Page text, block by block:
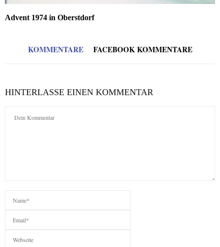
Advent 1974 in Oberstdorf
KOMMENTARE FACEBOOK KOMMENTARE
HINTERLASSE EINEN KOMMENTAR